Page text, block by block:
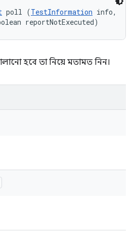
poll (TestInformation info,
reportNotExecuted)
হবে তা নিয়ে মতামত নিন।